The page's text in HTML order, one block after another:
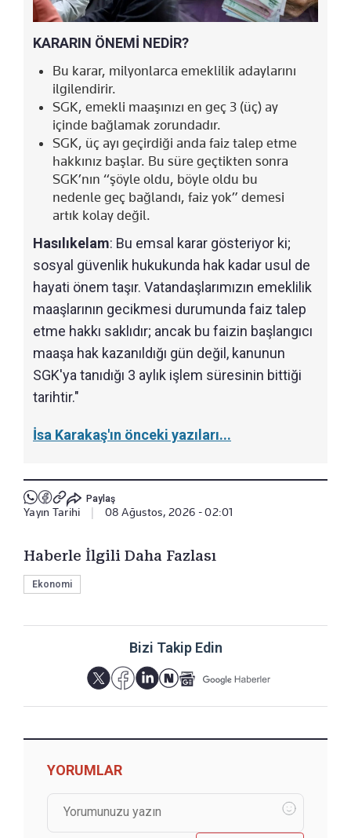
KARARIN ÖNEMİ NEDİR?
Bu karar, milyonlarca emeklilik adaylarını
ilgilendirir.
SGK, emekli maaşınızı en geç 3 (üç) ay
içinde bağlamak zorundadır.
SGK, üç ayı geçirdiği anda faiz talep etme
hakkınız başlar. Bu süre geçtikten sonra
SGK’nın “şöyle oldu, böyle oldu bu
nedenle geç bağlandı, faiz yok” demesi
artık kolay değil.
Hasılıkelam: Bu emsal karar gösteriyor ki;
sosyal güvenlik hukukunda hak kadar usul de
hayati önem taşır. Vatandaşlarımızın emeklilik
maaşlarının gecikmesi durumunda faiz talep
etme hakkı saklıdır; ancak bu faizin başlangıcı
maaşa hak kazanıldığı gün değil, kanunun
SGK'ya tanıdığı 3 aylık işlem süresinin bittiği
tarihtir."
İsa Karakaş'ın önceki yazıları...
Paylaş
Yayın Tarihi 08 Ağustos, 2026 - 02:01
Haberle İlgili Daha Fazlası
Ekonomi
Bizi Takip Edin
YORUMLAR